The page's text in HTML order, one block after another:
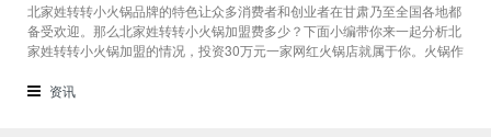
北家姓转转小火锅品牌的特色让众多消费者和创业者在甘肃乃至全国各地都
备受欢迎。那么北家姓转转小火锅加盟费多少？下面小编带你来一起分析北
家姓转转小火锅加盟的情况，投资30万元一家网红火锅店就属于你。火锅作
态存在着。北家姓转转小火锅凭借自己的产品和装修在美食市场当中受到越
资讯